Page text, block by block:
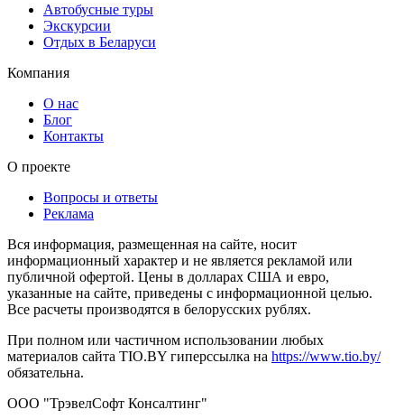
Автобусные туры
Экскурсии
Отдых в Беларуси
Компания
О нас
Блог
Контакты
О проекте
Вопросы и ответы
Реклама
Вся информация, размещенная на сайте, носит
информационный характер и не является рекламой или
публичной офертой. Цены в долларах США и евро,
указанные на сайте, приведены с информационной целью.
Все расчеты производятся в белорусских рублях.
При полном или частичном использовании любых
материалов сайта TIO.BY гиперссылка на https://www.tio.by/
обязательна.
ООО "ТрэвелСофт Консалтинг"